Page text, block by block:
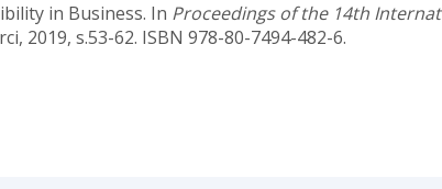
in Business. In Proceedings of the 14th
2019, s.53-62. ISBN 978-80-7494-482-6.